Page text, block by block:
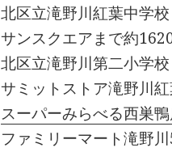
北区立滝野川紅葉中学
サンスクエアまで約
北区立滝野川第二小学
サミットストア滝野川
スーパーみらべる西巣
ファミリーマート滝野